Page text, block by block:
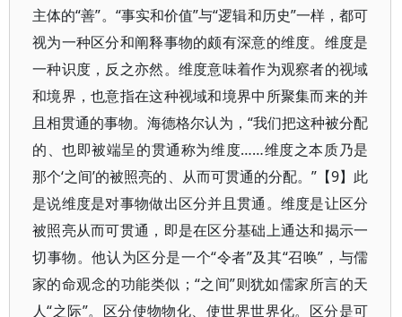
主体的“善”。“事实和价值”与“逻辑和历史”一样，都可
视为一种区分和阐释事物的颇有深意的维度。维度是
一种识度，反之亦然。维度意味着作为观察者的视域
和境界，也意指在这种视域和境界中所聚集而来的并
且相贯通的事物。海德格尔认为，“我们把这种被分配
的、也即被端呈的贯通称为维度……维度之本质乃是
那个‘之间’的被照亮的、从而可贯通的分配。”【9】此
是说维度是对事物做出区分并且贯通。维度是让区分
被照亮从而可贯通，即是在区分基础上通达和揭示一
切事物。他认为区分是一个“令者”及其“召唤”，与儒
家的命观念的功能类似；“之间”则犹如儒家所言的天
人“之际”。区分使物物化、使世界世界化。区分是可